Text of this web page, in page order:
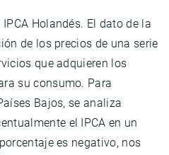
Holandés. El dato de la
de los precios de una serie
que adquieren los
su consumo. Para
Bajos, se analiza
el IPCA en un
es negativo, nos